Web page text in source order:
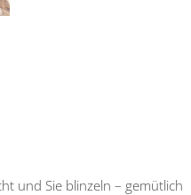
und Sie blinzeln – gemütlich